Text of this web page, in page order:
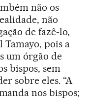
não os
não
de fazê-lo,
pois a
um órgão de
bispos, sem
sobre eles. “A
nos bispos;